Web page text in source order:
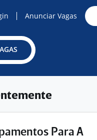
Anunciar Vagas
Para A